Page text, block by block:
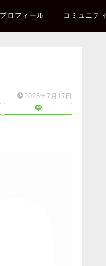
プロフィール コミュニティ
2025年7月17日